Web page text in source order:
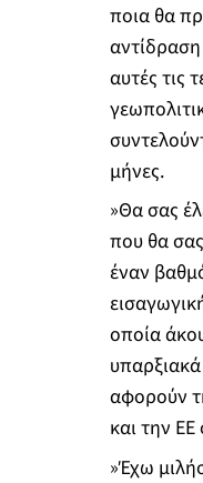
ποια θα
αυτές τις
μήνες.
»Θα σας
που θα
έναν
οποία
αφορούν
και την
»Έχω